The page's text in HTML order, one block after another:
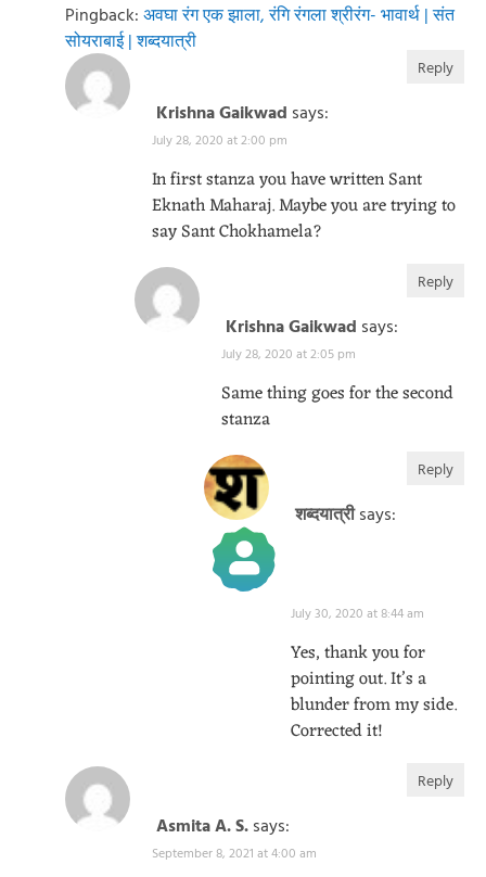
Pingback: अवघा रंग एक झाला, रंगि रंगला श्रीरंग- भावार्थ | संत
सोयराबाई | शब्दयात्री
Krishna Gaikwad says:
July 28, 2020 at 2:00 pm
In first stanza you have written Sant
Eknath Maharaj. Maybe you are trying to
say Sant Chokhamela?
Reply
Krishna Gaikwad says:
July 28, 2020 at 2:05 pm
Same thing goes for the second
stanza
Reply
शब्दयात्री says:
The Real Person Badge!
Anti-Spam by CleanTalk
July 30, 2020 at 8:44 am
Yes, thank you for
pointing out. It’s a
blunder from my side.
Corrected it!
Reply
Asmita A. S. says:
September 8, 2021 at 4:00 am
Reply